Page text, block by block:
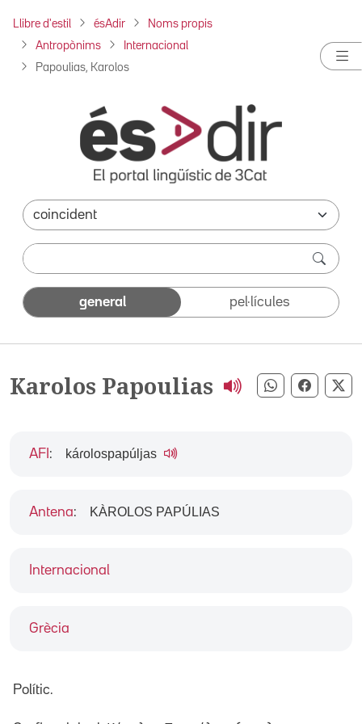
Llibre d'estil ésAdir Noms propis
Antropònims Internacional
Papoulias, Karolos
general pel·lícules
Karolos Papoulias Compartir
Internacional
Grècia
AFI : káɾolospapúljas
Antena: KÀROLOS PAPÚLIAS
Polític.